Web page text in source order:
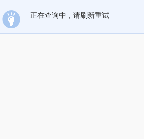
正在查询中，请刷新重试